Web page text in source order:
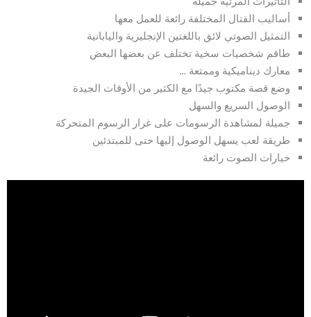
أساليب القتال المختلفة رائعة للعمل معها
التمثيل الصوتي لائق باللغتين الإنجليزية واليابانية
طاقم شخصيات سخية تختلف عن بعضها البعض
معارك ديناميكية وممتعة …
وضع قصة مكتوب جيدًا مع الكثير من الأوقات الجيدة
الوصول السريع والسهل
جميلة لمشاهدة الرسومات على غرار الرسوم المتحركة
طريقة لعب يسهل الوصول إليها حتى للمبتدئين
خيارات الصوت رائعة